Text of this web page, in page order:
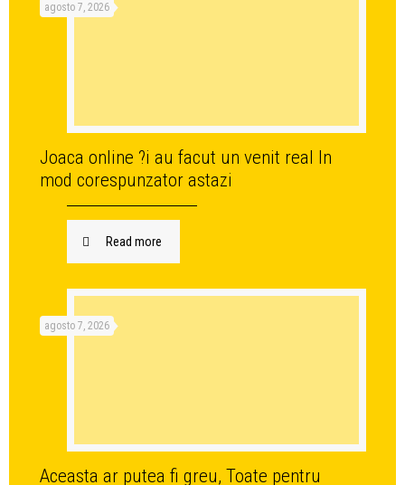
agosto 7, 2026
Joaca online ?i au facut un venit real In
mod corespunzator astazi
Read more
agosto 7, 2026
Aceasta ar putea fi greu, Toate pentru